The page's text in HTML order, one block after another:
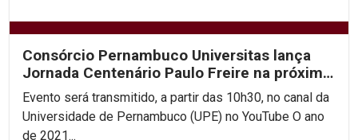
Consórcio Pernambuco Universitas lança
Jornada Centenário Paulo Freire na próxima
segunda (19)
Evento será transmitido, a partir das 10h30, no canal da
Universidade de Pernambuco (UPE) no YouTube O ano
de 2021...